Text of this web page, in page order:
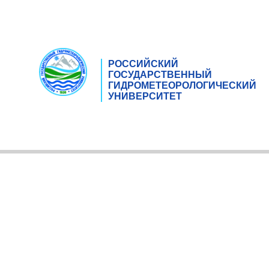
РОССИЙСКИЙ
ГОСУДАРСТВЕННЫЙ
ГИДРОМЕТЕОРОЛОГИЧЕСКИЙ
УНИВЕРСИТЕТ